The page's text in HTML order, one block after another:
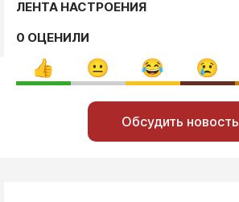
ЛЕНТА НАСТРОЕНИЯ
0 ОЦЕНИЛИ
Обсудить новость